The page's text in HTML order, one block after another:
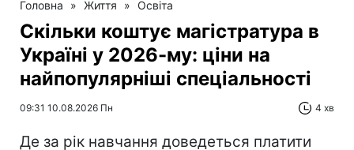
Головна » Життя » Освіта
Скільки коштує магістратура в
Україні у 2026-му: ціни на
найпопулярніші спеціальності
09:31 10.08.2026 Пн 4 хв
Де за рік навчання доведеться платити